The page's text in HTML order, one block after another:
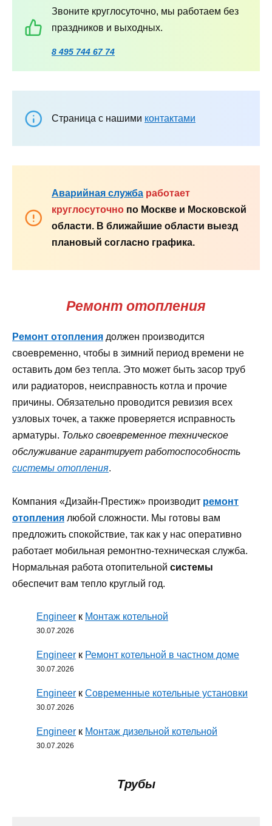
Звоните круглосуточно, мы работаем без
праздников и выходных.
8 495 744 67 74
Страница с нашими контактами
Аварийная служба работает
круглосуточно по Москве и Московской
области. В ближайшие области выезд
плановый согласно графика.
Ремонт отопления
Ремонт отопления должен производится
своевременно, чтобы в зимний период времени не
оставить дом без тепла. Это может быть засор труб
или радиаторов, неисправность котла и прочие
причины. Обязательно проводится ревизия всех
узловых точек, а также проверяется исправность
арматуры. Только своевременное техническое
обслуживание гарантирует работоспособность
системы отопления.
Компания «Дизайн-Престиж» производит ремонт
отопления любой сложности. Мы готовы вам
предложить спокойствие, так как у нас оперативно
работает мобильная ремонтно-техническая служба.
Нормальная работа отопительной системы
обеспечит вам тепло круглый год.
Engineer к Монтаж котельной
30.07.2026
Engineer к Ремонт котельной в частном доме
30.07.2026
Engineer к Современные котельные установки
30.07.2026
Engineer к Монтаж дизельной котельной
30.07.2026
Трубы